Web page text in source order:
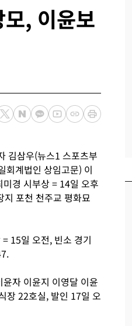
, 이윤보
김삼우(뉴스1 스포츠부
회계법인 상임고문) 이
경 시부상 = 14일 오후
포천 천주교 평화묘
15일 오전, 빈소 경기
자 이윤지 이영달 이윤
장 22호실, 발인 17일 오